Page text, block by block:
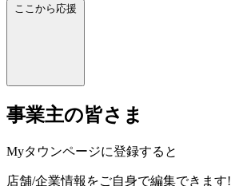
ここから応援
事業主の皆さま
Myタウンページに登録すると
店舗/企業情報をご自身で編集できます!